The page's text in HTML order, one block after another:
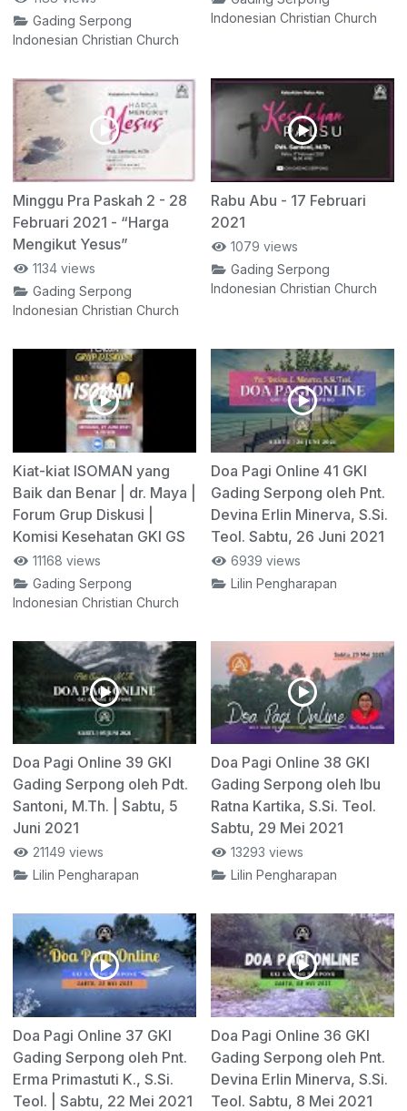
Gading Serpong
Indonesian Christian Church
Indonesian Christian Church
Minggu Pra Paskah 2 - 28
Februari 2021 - “Harga
Mengikut Yesus”
1134 views
Gading Serpong
Indonesian Christian Church
Rabu Abu - 17 Februari
2021
1079 views
Gading Serpong
Indonesian Christian Church
Kiat-kiat ISOMAN yang
Baik dan Benar | dr. Maya |
Forum Grup Diskusi |
Komisi Kesehatan GKI GS
11168 views
Gading Serpong
Indonesian Christian Church
Doa Pagi Online 41 GKI
Gading Serpong oleh Pnt.
Devina Erlin Minerva, S.Si.
Teol. Sabtu, 26 Juni 2021
6939 views
Lilin Pengharapan
Doa Pagi Online 39 GKI
Gading Serpong oleh Pdt.
Santoni, M.Th. | Sabtu, 5
Juni 2021
21149 views
Lilin Pengharapan
Doa Pagi Online 38 GKI
Gading Serpong oleh Ibu
Ratna Kartika, S.Si. Teol.
Sabtu, 29 Mei 2021
13293 views
Lilin Pengharapan
Doa Pagi Online 37 GKI
Gading Serpong oleh Pnt.
Erma Primastuti K., S.Si.
Teol. | Sabtu, 22 Mei 2021
Doa Pagi Online 36 GKI
Gading Serpong oleh Pnt.
Devina Erlin Minerva, S.Si.
Teol. Sabtu, 8 Mei 2021